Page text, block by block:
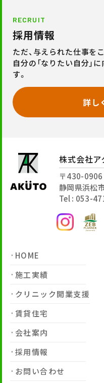
RECRUIT
採用情報
ただ、与えられた仕事を
自分の「なりたい自分」
す。
詳し
株式会社ア
〒430-0906
静岡県浜松
Tel : 053-
HOME
施工実績
クリニック開業支援
賃貸住宅
会社案内
採用情報
お問い合わせ